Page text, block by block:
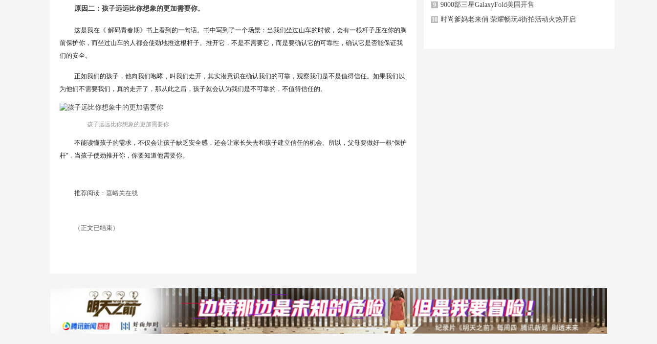
原因二：孩子远远比你想象的更加需要你。
这是我在《 解码青春期》书上看到的一句话。书中写到了一个场景：当我们坐过山车的时候，会有一根杆子压在你的胸
前保护你，而坐过山车的人都会使劲地推这根杆子。推开它，不是不需要它，而是要确认它的可靠性，确认它是否能保证我
们的安全。
正如我们的孩子，他向我们咆哮，叫我们走开，其实潜意识在确认我们的可靠，观察我们是不是值得信任。如果我们以
为他们不需要我们，真的走开了，那从此之后，孩子就会认为我们是不可靠的，不值得信任的。
孩子远远比你想象的更加需要你
不能读懂孩子的需求，不仅会让孩子缺乏安全感，还会让家长失去和孩子建立信任的机会。所以，父母要做好一根“保护
杆”，当孩子使劲推开你，你要知道他需要你。
推荐阅读： 嘉峪关在线
（正文已结束）
9 9000部三星GalaxyFold美国开售
10 时尚爹妈老来俏 荣耀畅玩4街拍活动火热开启